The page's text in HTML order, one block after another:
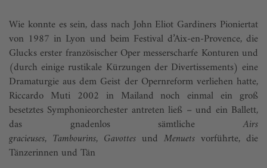
Wie konnte es sein, dass nach John Eliot Gardiners Pioniertat
von 1987 in Lyon und beim Festival d’Aix-en-Provence, die
Glucks erster französischer Oper messerscharfe Konturen und
(durch einige rustikale Kürzungen der Divertissements) eine
Dramaturgie aus dem Geist der Opernreform verliehen hatte,
Riccardo Muti 2002 in Mailand noch einmal ein groß
besetztes Symphonieorchester antreten ließ – und ein Ballett,
das gnadenlos sämtlicheAirs
gracieuses, Tambourins, Gavottes und Menuets vorführte, die
Tänzerinnen und Tän